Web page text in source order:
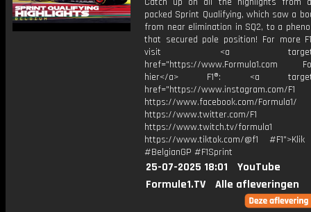
packed Sprint Qualifying, which saw a
from near elimination in SQ2, to a
that secured pole position! For more
visit <a
href="https://www.Formula1.com
hier</a> F1®: <a
href="https://www.instagram.com/F1
https://www.facebook.com/Formula1/
https://www.twitter.com/F1
https://www.twitch.tv/formula1
https://www.tiktok.com/@f1
#BelgianGP #F1Sprint
25-07-2025 18:01
YouTube
Formule1.TV
Alle afleveringen